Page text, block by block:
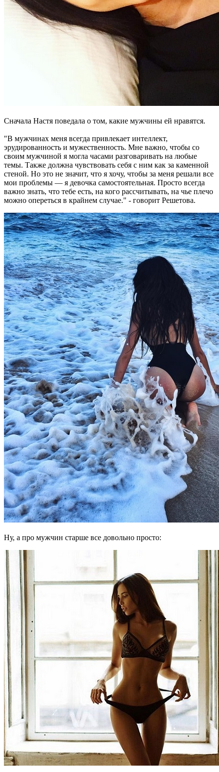
Сначала Настя поведала о том, какие мужчины ей нравятся.
"В мужчинах меня всегда привлекает интеллект,
эрудированность и мужественность. Мне важно, чтобы со
своим мужчиной я могла часами разговаривать на любые
темы. Также должна чувствовать себя с ним как за каменной
стеной. Но это не значит, что я хочу, чтобы за меня решали все
мои проблемы — я девочка самостоятельная. Просто всегда
важно знать, что тебе есть, на кого рассчитывать, на чье плечо
можно опереться в крайнем случае." - говорит Решетова.
Ну, а про мужчин старше все довольно просто: